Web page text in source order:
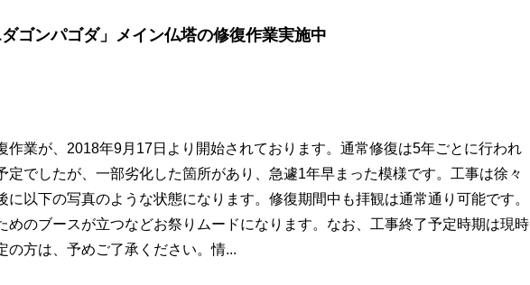
ゴンパゴダ」メイン仏塔の修復作業実施中
作業が、2018年9月17日より開始されております。通常修復は5年ごとに行われ
定でしたが、一部劣化した箇所があり、急遽1年早まった模様です。工事は徐々
以下の写真のような状態になります。修復期間中も拝観は通常通り可能です。
めのブースが立つなどお祭りムードになります。なお、工事終了予定時期は現時
の方は、予めご了承ください。情...